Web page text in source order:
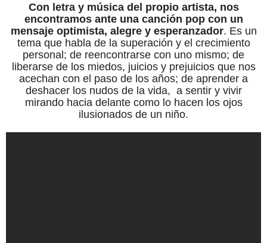
Con letra y música del propio artista, nos
encontramos ante una canción pop con un
mensaje optimista, alegre y esperanzador. Es un
tema que habla de la superación y el crecimiento
personal; de reencontrarse con uno mismo; de
liberarse de los miedos, juicios y prejuicios que nos
acechan con el paso de los años; de aprender a
deshacer los nudos de la vida, a sentir y vivir
mirando hacia delante como lo hacen los ojos
ilusionados de un niño.